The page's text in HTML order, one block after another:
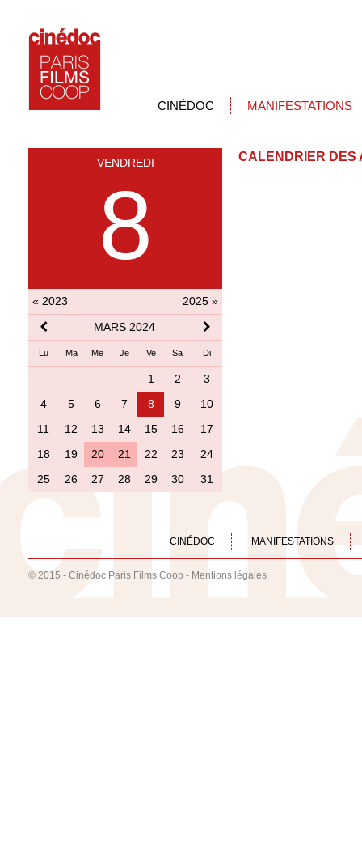
CINÉDOC MANIFESTATIONS
VENDREDI
8
« 2023
2025 »
MARS 2024
Lu Ma Me Je Ve Sa Di
1 2
3
4
5 6 7 8 9
10
11
12 13 14 15 16
17
18
19 20 21 22 23
24
25
26 27 28 29 30 31
CALENDRIER DES
CINÉDOC MANIFESTATIONS
© 2015 - Cinédoc Paris Films Coop - Mentions légales